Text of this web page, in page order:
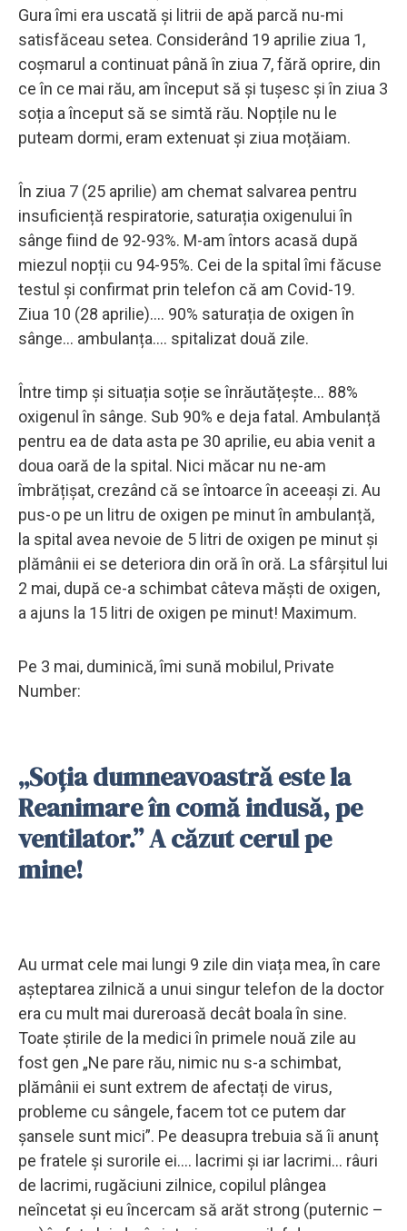
Gura îmi era uscată și litrii de apă parcă nu-mi
satisfăceau setea. Considerând 19 aprilie ziua 1,
coșmarul a continuat până în ziua 7, fără oprire, din
ce în ce mai rău, am început să și tușesc și în ziua 3
soția a început să se simtă rău. Nopțile nu le
puteam dormi, eram extenuat și ziua moțăiam.
În ziua 7 (25 aprilie) am chemat salvarea pentru
insuficiență respiratorie, saturația oxigenului în
sânge fiind de 92-93%. M-am întors acasă după
miezul nopții cu 94-95%. Cei de la spital îmi făcuse
testul și confirmat prin telefon că am Covid-19.
Ziua 10 (28 aprilie)…. 90% saturația de oxigen în
sânge… ambulanța…. spitalizat două zile.
Între timp și situația soție se înrăutățește… 88%
oxigenul în sânge. Sub 90% e deja fatal. Ambulanță
pentru ea de data asta pe 30 aprilie, eu abia venit a
doua oară de la spital. Nici măcar nu ne-am
îmbrățișat, crezând că se întoarce în aceeași zi. Au
pus-o pe un litru de oxigen pe minut în ambulanță,
la spital avea nevoie de 5 litri de oxigen pe minut și
plămânii ei se deteriora din oră în oră. La sfârșitul lui
2 mai, după ce-a schimbat câteva măști de oxigen,
a ajuns la 15 litri de oxigen pe minut! Maximum.
Pe 3 mai, duminică, îmi sună mobilul, Private
Number:
„Soția dumneavoastră este la
Reanimare în comă indusă, pe
ventilator.” A căzut cerul pe
mine!
Au urmat cele mai lungi 9 zile din viața mea, în care
așteptarea zilnică a unui singur telefon de la doctor
era cu mult mai dureroasă decât boala în sine.
Toate știrile de la medici în primele nouă zile au
fost gen „Ne pare rău, nimic nu s-a schimbat,
plămânii ei sunt extrem de afectați de virus,
probleme cu sângele, facem tot ce putem dar
șansele sunt mici”. Pe deasupra trebuia să îi anunț
pe fratele și surorile ei…. lacrimi și iar lacrimi… râuri
de lacrimi, rugăciuni zilnice, copilul plângea
neîncetat și eu încercam să arăt strong (puternic –